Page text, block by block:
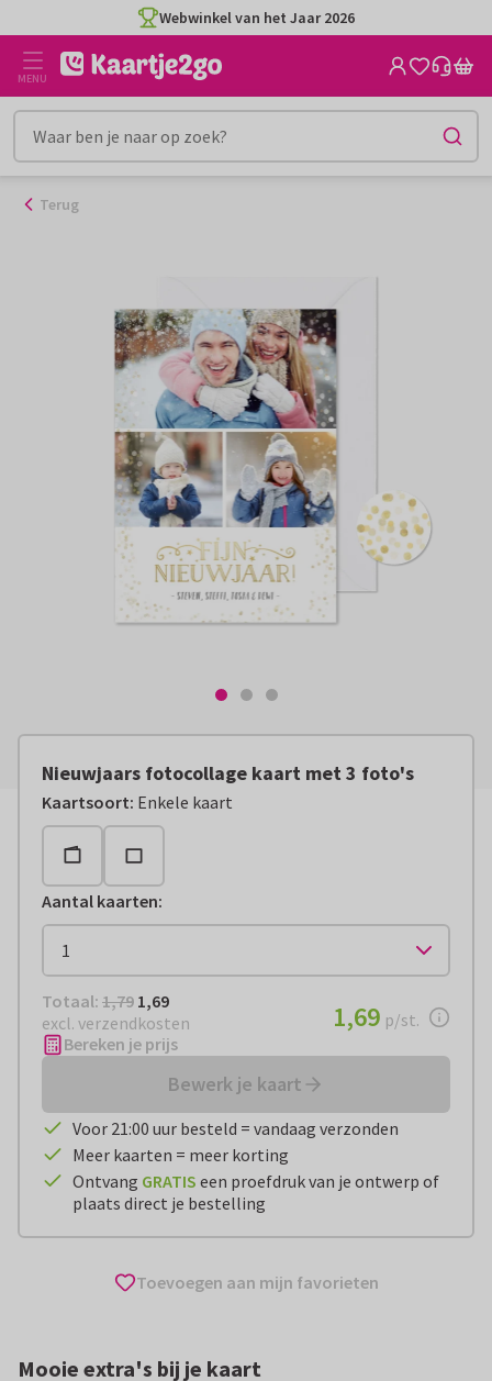
naar
inhoud
Webwinkel van het Jaar 2026
MENU
Terug
Nieuwjaars fotocollage kaart met 3 foto's
Kaartsoort: Enkele kaart
Aantal kaarten:
Totaal: € 1,69
Totaal: 1,79 1,69
excl. verzendkosten
€ 1,69per stuk
1,69 p/st.
Bereken je prijs
Bewerk je kaart
Voor 21:00 uur besteld = vandaag verzonden
Meer kaarten = meer korting
Ontvang GRATIS een proefdruk van je ontwerp of
plaats direct je bestelling
Toevoegen aan mijn favorieten
Mooie extra's bij je kaart